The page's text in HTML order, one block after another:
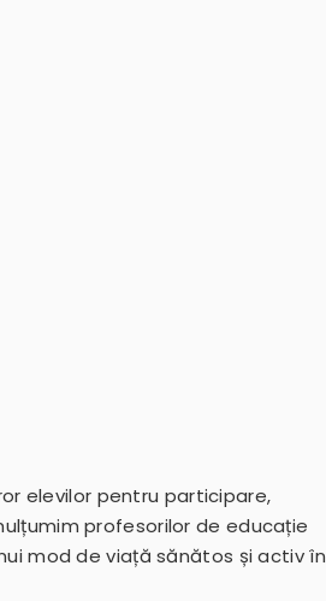
elevilor pentru participare,
profesorilor de educație
mod de viață sănătos și activ în